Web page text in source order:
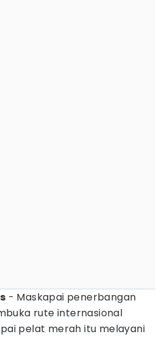
- Maskapai penerbangan
rute internasional
pelat merah itu melayani